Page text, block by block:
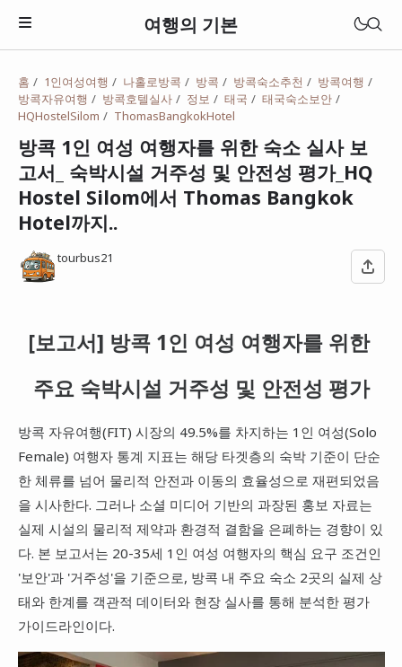
여행의 기본
일본
태국
대만
프랑스
이탈리아
스위스
스페인
홈 1인여성여행 나홀로방콕 방콕 방콕숙소추천
방콕여행
방콕자유여행
방콕호텔실사 정보 태국
태국숙소보안
HQHostelSilom
ThomasBangkokHotel
방콕 1인 여성 여행자를 위한 숙소 실사 보
고서_ 숙박시설 거주성 및 안전성 평가_HQ
Hostel Silom에서 Thomas Bangkok
Hotel까지..
tourbus21
[보고서] 방콕 1인 여성 여행자를 위한
주요 숙박시설 거주성 및 안전성 평가
방콕 자유여행(FIT) 시장의 49.5%를 차지하는 1인 여성(Solo
Female) 여행자 통계 지표는 해당 타겟층의 숙박 기준이 단순
한 체류를 넘어 물리적 안전과 이동의 효율성으로 재편되었음
을 시사한다. 그러나 소셜 미디어 기반의 과장된 홍보 자료는
실제 시설의 물리적 제약과 환경적 결함을 은폐하는 경향이 있
다. 본 보고서는 20-35세 1인 여성 여행자의 핵심 요구 조건인
'보안'과 '거주성'을 기준으로, 방콕 내 주요 숙소 2곳의 실제 상
태와 한계를 객관적 데이터와 현장 실사를 통해 분석한 평가
가이드라인이다.